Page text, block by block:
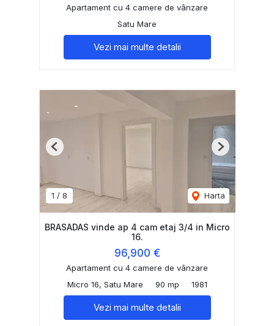
Apartament cu 4 camere de vânzare
Satu Mare
Vezi mai multe detalii
1 / 8 Harta
Previous Next
BRASADAS vinde ap 4 cam etaj 3/4 in Micro
16.
96,900 €
Apartament cu 4 camere de vânzare
Micro 16, Satu Mare
90 mp 1981
Vezi mai multe detalii